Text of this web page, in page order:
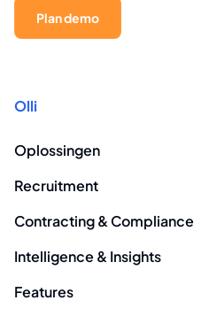
Plan demo
Olli
Oplossingen
Recruitment
Contracting & Compliance
Intelligence & Insights
Features